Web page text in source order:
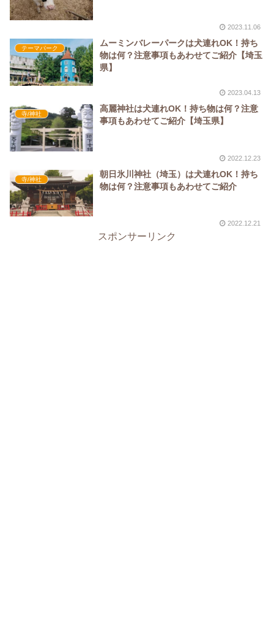
2023.11.06
テーマパーク
ムーミンバレーパークは犬連れOK！持ち
物は何？注意事項もあわせてご紹介【埼玉
県】
2023.04.13
寺/神社
高麗神社は犬連れOK！持ち物は何？注意
事項もあわせてご紹介【埼玉県】
2022.12.23
寺/神社
朝日氷川神社（埼玉）は犬連れOK！持ち
物は何？注意事項もあわせてご紹介
2022.12.21
スポンサーリンク